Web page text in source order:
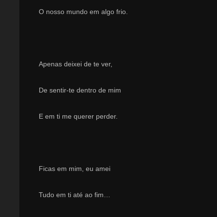
O nosso mundo em algo frio.
Apenas deixei de te ver,
De sentir-te dentro de mim
E em ti me querer perder.
Ficas em mim, eu amei
Tudo em ti até ao fim…